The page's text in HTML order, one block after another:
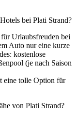
bei Plati Strand?
Urlaubsfreuden bei
Auto nur eine kurze
kostenlose
(je nach Saison
eine tolle Option für
von Plati Strand?